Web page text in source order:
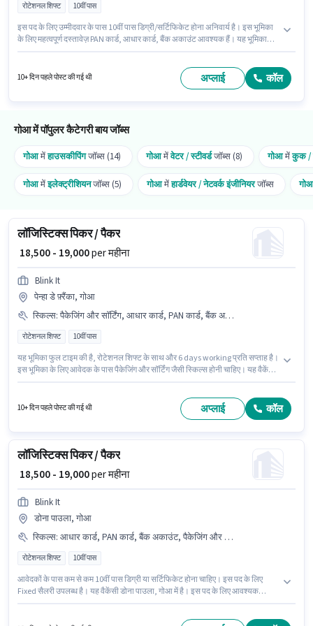
रोटेशनल शिफ्ट 10वीं पास
इस पद के लिए उम्मीदवार के पास 10वीं पास डिग्री/सर्टिफिकेट होना अनिवार्य है। इस भूमिका
के लिए महत्वपूर्ण दस्तावेज़ PAN कार्ड, आधार कार्ड, बैंक अकाउंट आवश्यक हैं। यह भूमिका
सीयोलिम, गोआ में स्थित है। इस पद के लिए Fixed सैलरी उपलब्ध है।
10+ दिन पहले पोस्ट की गई थी अप्लाई कॉल
गोआ में पॉपुलर कैटेगरी बाय जॉब्स
गोआमेंहाउसकीपिंगजॉब्स (14) गोआमेंवेटर / स्टीवर्डजॉब्स (8) गोआमेंकुक /
गोआमेंइलेक्ट्रीशियनजॉब्स (5) गोआमेंहार्डवेयर / नेटवर्क इंजीनियरजॉब्स
लॉजिस्टिक्स पिकर / पैकर
₹ 18,500 - 19,000per महीना
Blink It
पेन्हा डे फ़्रैंका, गोआ
स्किल्स: पैकेजिंग और सॉर्टिंग, आधार कार्ड, PAN कार्ड, बैंक अकाउंट
रोटेशनल शिफ्ट 10वीं पास
यह भूमिका फुल टाइम की है, रोटेशनल शिफ्ट के साथ और 6 days working प्रति सप्ताह है।
इस भूमिका के लिए आवेदक के पास पैकेजिंग और सॉर्टिंग जैसी स्किल्स होनी चाहिए। यह वैकेंसी
हायर कर रहा है। इस पद के लिए Fixed सैलरी उपलब्ध है।
10+ दिन पहले पोस्ट की गई थी अप्लाई कॉल
लॉजिस्टिक्स पिकर / पैकर
₹ 18,500 - 19,000per महीना
Blink It
डोना पाउला, गोआ
स्किल्स: आधार कार्ड, PAN कार्ड, बैंक अकाउंट, पैकेजिंग और सॉर्टिंग
रोटेशनल शिफ्ट 10वीं पास
आवेदकों के पास कम से कम 10वीं पास डिग्री या सर्टिफिकेट होना चाहिए। इस पद के लिए
Fixed सैलरी उपलब्ध है। यह वैकेंसी डोना पाउला, गोआ में है। इस पद के लिए आवश्यक